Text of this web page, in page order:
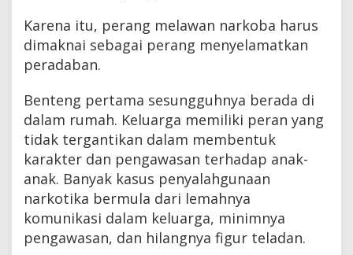
Karena itu, perang melawan narkoba harus
dimaknai sebagai perang menyelamatkan
peradaban.
Benteng pertama sesungguhnya berada di
dalam rumah. Keluarga memiliki peran yang
tidak tergantikan dalam membentuk
karakter dan pengawasan terhadap anak-
anak. Banyak kasus penyalahgunaan
narkotika bermula dari lemahnya
komunikasi dalam keluarga, minimnya
pengawasan, dan hilangnya figur teladan.